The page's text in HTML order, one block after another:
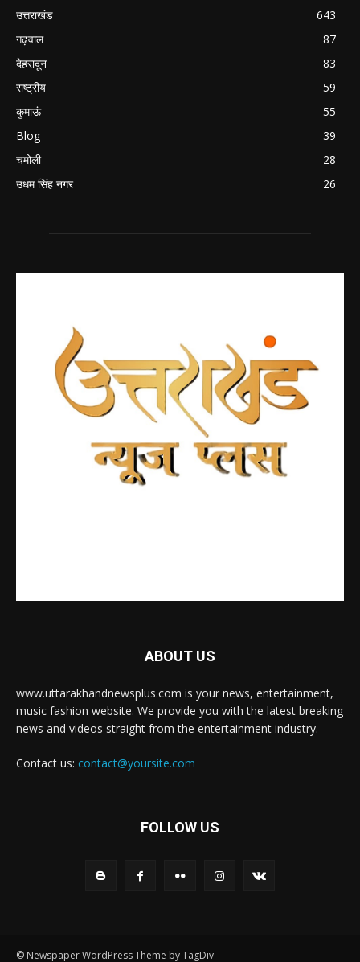
उत्तराखंड
643
गढ़वाल
87
देहरादून
83
राष्ट्रीय
59
कुमाऊं
55
Blog
39
चमोली
28
उधम सिंह नगर
26
ABOUT US
www.uttarakhandnewsplus.com is your news, entertainment,
music fashion website. We provide you with the latest breaking
news and videos straight from the entertainment industry.
Contact us: contact@yoursite.com
FOLLOW US
© Newspaper WordPress Theme by TagDiv